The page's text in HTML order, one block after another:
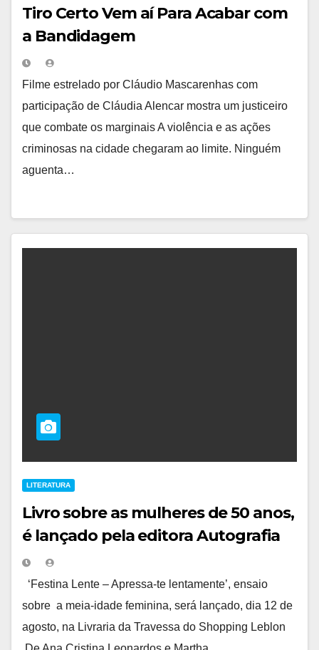
Tiro Certo Vem aí Para Acabar com
a Bandidagem
Filme estrelado por Cláudio Mascarenhas com
participação de Cláudia Alencar mostra um justiceiro
que combate os marginais A violência e as ações
criminosas na cidade chegaram ao limite. Ninguém
aguenta…
LITERATURA
Livro sobre as mulheres de 50 anos,
é lançado pela editora Autografia
‘Festina Lente – Apressa-te lentamente’, ensaio
sobre a meia-idade feminina, será lançado, dia 12 de
agosto, na Livraria da Travessa do Shopping Leblon